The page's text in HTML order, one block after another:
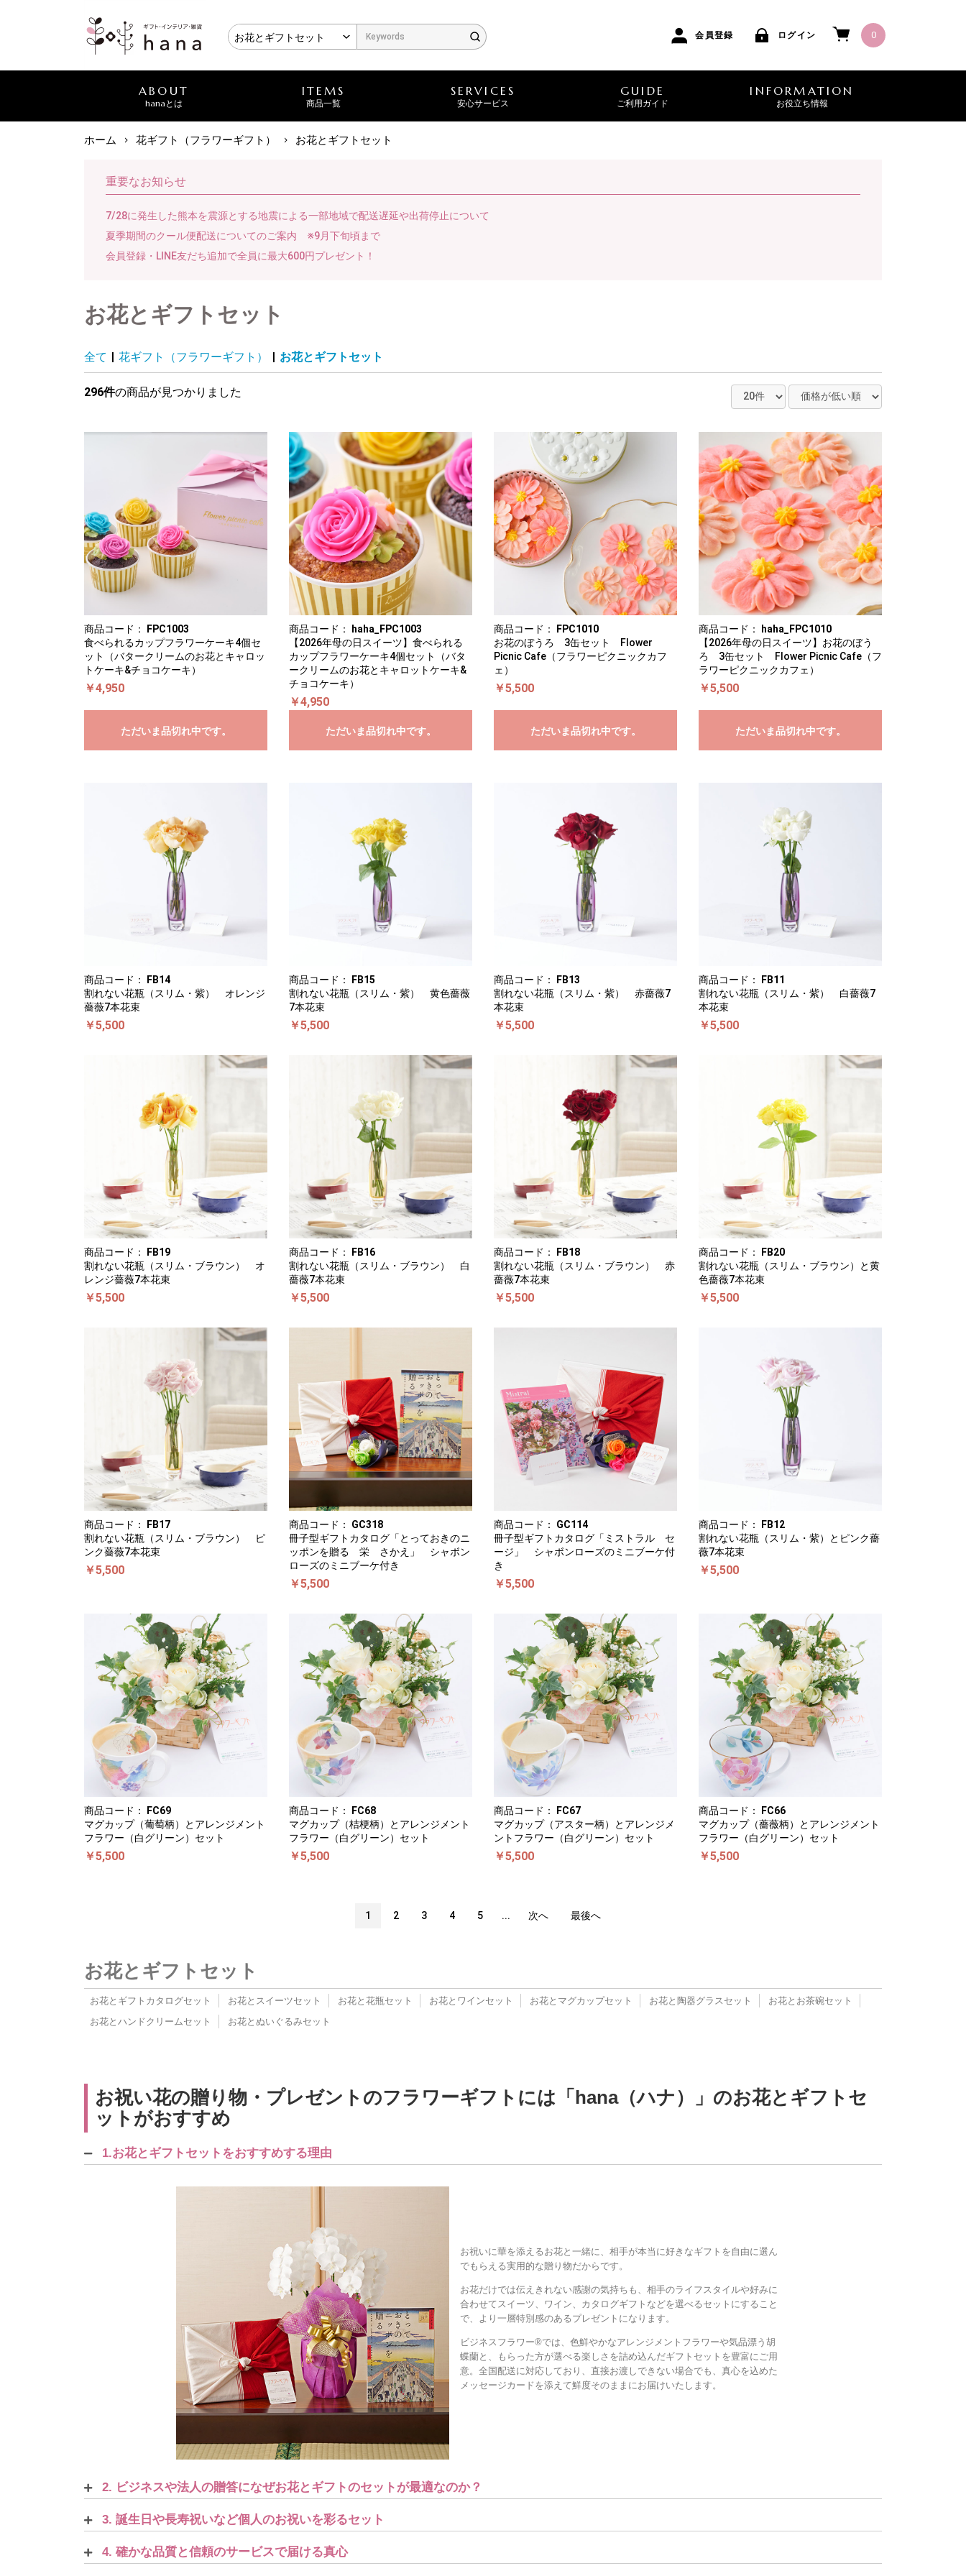
会員登録 ログイン 0
ABOUT
hanaとは
ITEMS
商品一覧
SERVICES
安心サービス
GUIDE
ご利用ガイド
INFORMATION
お役立ち情報
ホーム 花ギフト（フラワーギフト） お花とギフトセット
重要なお知らせ
7/28に発生した熊本を震源とする地震による一部地域で配送遅延や出荷停止について
夏季期間のクール便配送についてのご案内 ※9月下旬頃まで
会員登録・LINE友だち追加で全員に最大600円プレゼント！
お花とギフトセット
全て | 花ギフト（フラワーギフト） | お花とギフトセット
296件の商品が見つかりました
商品コード：
FPC1003
食べられるカップフラワーケーキ4個セ
ット（バタークリームのお花とキャロッ
トケーキ&チョコケーキ）
￥4,950
ただいま品切れ中です。
商品コード：
haha_FPC1003
【2026年母の日スイーツ】食べられる
カップフラワーケーキ4個セット（バタ
ークリームのお花とキャロットケーキ&
チョコケーキ）
￥4,950
ただいま品切れ中です。
商品コード：
FPC1010
お花のぼうろ 3缶セット Flower
Picnic Cafe（フラワーピクニックカフ
ェ）
￥5,500
ただいま品切れ中です。
商品コード：
haha_FPC1010
【2026年母の日スイーツ】お花のぼう
ろ 3缶セット Flower Picnic Cafe（フ
ラワーピクニックカフェ）
￥5,500
ただいま品切れ中です。
商品コード：
FB14
割れない花瓶（スリム・紫） オレンジ
薔薇7本花束
￥5,500
商品コード：
FB15
割れない花瓶（スリム・紫） 黄色薔薇
7本花束
￥5,500
商品コード：
FB13
割れない花瓶（スリム・紫） 赤薔薇7
本花束
￥5,500
商品コード：
FB11
割れない花瓶（スリム・紫） 白薔薇7
本花束
￥5,500
商品コード：
FB19
割れない花瓶（スリム・ブラウン） オ
レンジ薔薇7本花束
￥5,500
商品コード：
FB16
割れない花瓶（スリム・ブラウン） 白
薔薇7本花束
￥5,500
商品コード：
FB18
割れない花瓶（スリム・ブラウン） 赤
薔薇7本花束
￥5,500
商品コード：
FB20
割れない花瓶（スリム・ブラウン）と黄
色薔薇7本花束
￥5,500
商品コード：
FB17
割れない花瓶（スリム・ブラウン） ピ
ンク薔薇7本花束
￥5,500
商品コード： GC318
冊子型ギフトカタログ「とっておきのニ
ッポンを贈る 栄 さかえ」 シャボン
ローズのミニブーケ付き
￥5,500
商品コード： GC114
冊子型ギフトカタログ「ミストラル セ
ージ」 シャボンローズのミニブーケ付
き
￥5,500
商品コード：
FB12
割れない花瓶（スリム・紫）とピンク薔
薇7本花束
￥5,500
商品コード：
FC69
マグカップ（葡萄柄）とアレンジメント
フラワー（白グリーン）セット
￥5,500
商品コード：
FC68
マグカップ（桔梗柄）とアレンジメント
フラワー（白グリーン）セット
￥5,500
商品コード：
FC67
マグカップ（アスター柄）とアレンジメ
ントフラワー（白グリーン）セット
￥5,500
商品コード：
FC66
マグカップ（薔薇柄）とアレンジメント
フラワー（白グリーン）セット
￥5,500
1 2 3 4 5 ... 次へ 最後へ
お花とギフトセット
お花とギフトカタログセット お花とスイーツセット お花と花瓶セット お花とワインセット お花とマグカップセット お花と陶器グラスセット
お花とお茶碗セット
お花とハンドクリームセット
お花とぬいぐるみセット
お祝い花の贈り物・プレゼントのフラワーギフトには「hana（ハナ）」のお花とギフトセ
ットがおすすめ
1.お花とギフトセットをおすすめする理由
お祝いに華を添えるお花と一緒に、相手が本当に好きなギフトを自由に選ん
でもらえる実用的な贈り物だからです。
お花だけでは伝えきれない感謝の気持ちも、相手のライフスタイルや好みに
合わせてスイーツ、ワイン、カタログギフトなどを選べるセットにすること
で、より一層特別感のあるプレゼントになります。
ビジネスフラワー®では、色鮮やかなアレンジメントフラワーや気品漂う胡
蝶蘭と、もらった方が選べる楽しさを詰め込んだギフトセットを豊富にご用
意。全国配送に対応しており、直接お渡しできない場合でも、真心を込めた
メッセージカードを添えて鮮度そのままにお届けいたします。
2. ビジネスや法人の贈答になぜお花とギフトのセットが最適なのか？
3. 誕生日や長寿祝いなど個人のお祝いを彩るセット
4. 確かな品質と信頼のサービスで届ける真心